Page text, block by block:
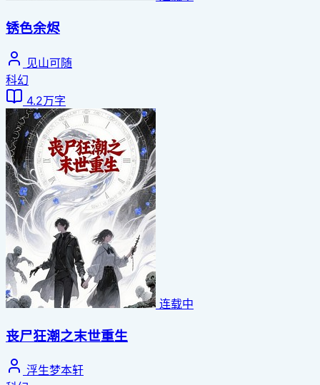
锈色余烬
见山可随
科幻
4.2万字
连载中
丧尸狂潮之末世重生
浮生梦本轩